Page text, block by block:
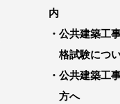
内
公共建築工
格試験につ
公共建築工
方へ